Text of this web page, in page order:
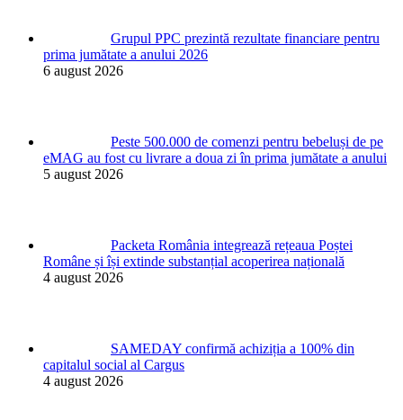
Grupul PPC prezintă rezultate financiare pentru
prima jumătate a anului 2026
6 august 2026
Peste 500.000 de comenzi pentru bebeluși de pe
eMAG au fost cu livrare a doua zi în prima jumătate a anului
5 august 2026
Packeta România integrează rețeaua Poștei
Române și își extinde substanțial acoperirea națională
4 august 2026
SAMEDAY confirmă achiziția a 100% din
capitalul social al Cargus
4 august 2026